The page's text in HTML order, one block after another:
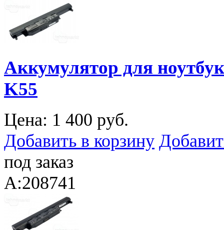
Аккумулятор для
K55
Цена: 1 400 руб.
Добавить в корзину
под заказ
A:208741